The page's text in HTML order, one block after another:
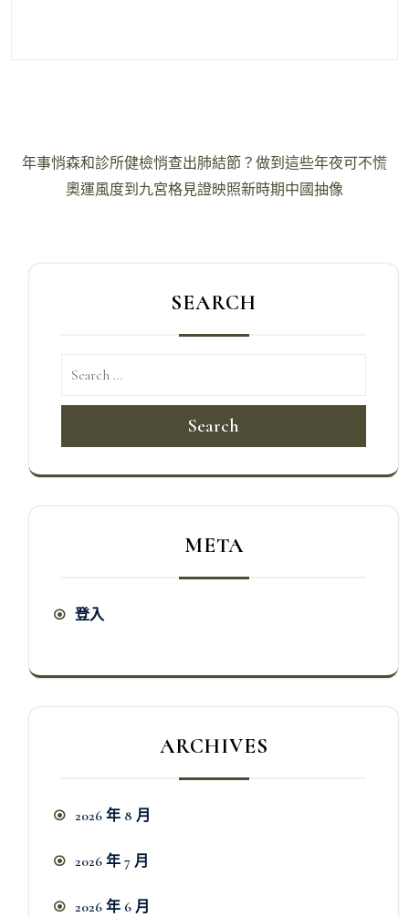
文
年事悄森和診所健檢悄查出肺結節？做到這些年夜可不慌
奧運風度到九宮格見證映照新時期中國抽像
SEARCH
Search
META
登入
ARCHIVES
2026 年 8 月
2026 年 7 月
2026 年 6 月